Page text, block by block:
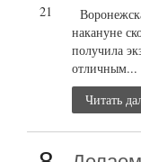
21
накануне
получила
отличным...
Читать